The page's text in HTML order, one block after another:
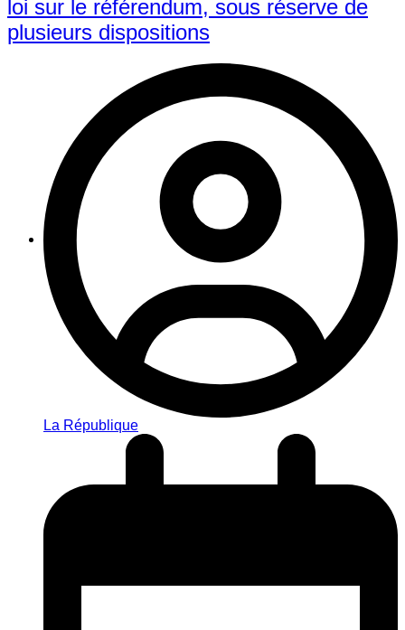
loi sur le référendum, sous réserve de
plusieurs dispositions
La République